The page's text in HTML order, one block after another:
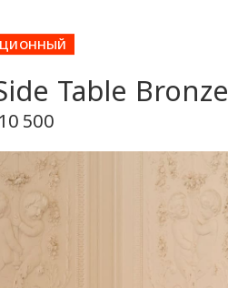
Table Bronze
500